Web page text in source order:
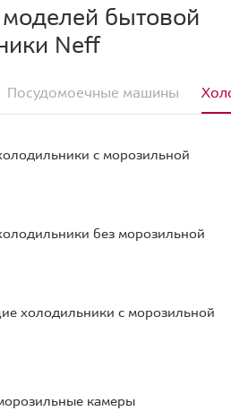
бытовой
Neff
Посудомоечные машины
с морозильной
без морозильной
холодильники с морозильной
камеры